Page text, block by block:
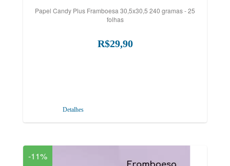
Papel Candy Plus Framboesa 30,5x30,5 240 gramas - 25
folhas
R$29,90
Detalhes
-11%